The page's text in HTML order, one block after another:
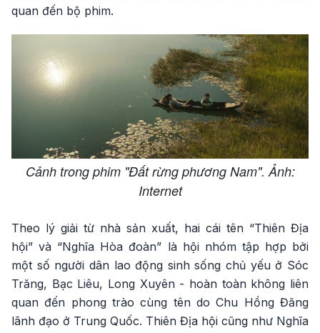
quan đến bộ phim.
Cảnh trong phim "Đất rừng phương Nam". Ảnh:
Internet
Theo lý giải từ nhà sản xuất, hai cái tên “Thiên Địa
hội” và “Nghĩa Hòa đoàn” là hội nhóm tập hợp bởi
một số người dân lao động sinh sống chủ yếu ở Sóc
Trăng, Bạc Liêu, Long Xuyên - hoàn toàn không liên
quan đến phong trào cùng tên do Chu Hồng Đăng
lãnh đạo ở Trung Quốc. Thiên Địa hội cũng như Nghĩa